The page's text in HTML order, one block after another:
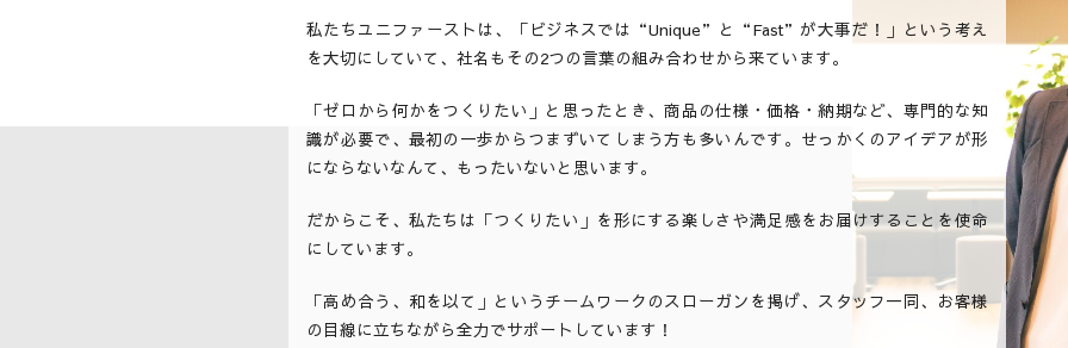
私たちユニファーストは、「ビジネスでは“Unique”と“Fast”が大事だ！」という考え
を大切にしていて、社名もその2つの言葉の組み合わせから来ています。
「ゼロから何かをつくりたい」と思ったとき、商品の仕様・価格・納期など、専門的な知
識が必要で、最初の一歩からつまずいてしまう方も多いんです。せっかくのアイデアが形
にならないなんて、もったいないと思います。
だからこそ、私たちは「つくりたい」を形にする楽しさや満足感をお届けすることを使命
にしています。
「高め合う、和を以て」というチームワークのスローガンを掲げ、スタッフ一同、お客様
の目線に立ちながら全力でサポートしています！